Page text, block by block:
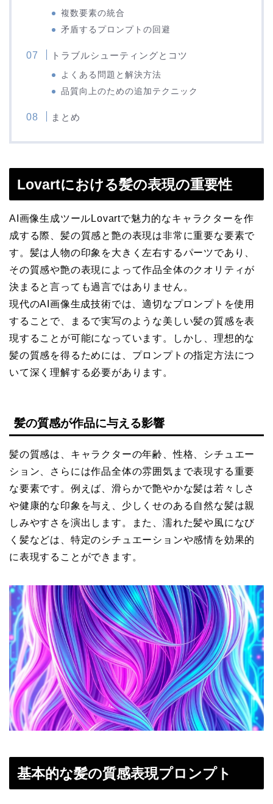
複数要素の統合
矛盾するプロンプトの回避
トラブルシューティングとコツ
よくある問題と解決方法
品質向上のための追加テクニック
まとめ
Lovartにおける髪の表現の重要性
AI画像生成ツールLovartで魅力的なキャラクターを作
成する際、髪の質感と艶の表現は非常に重要な要素で
す。髪は人物の印象を大きく左右するパーツであり、
その質感や艶の表現によって作品全体のクオリティが
決まると言っても過言ではありません。
現代のAI画像生成技術では、適切なプロンプトを使用
することで、まるで実写のような美しい髪の質感を表
現することが可能になっています。しかし、理想的な
髪の質感を得るためには、プロンプトの指定方法につ
いて深く理解する必要があります。
髪の質感が作品に与える影響
髪の質感は、キャラクターの年齢、性格、シチュエー
ション、さらには作品全体の雰囲気まで表現する重要
な要素です。例えば、滑らかで艶やかな髪は若々しさ
や健康的な印象を与え、少しくせのある自然な髪は親
しみやすさを演出します。また、濡れた髪や風になび
く髪などは、特定のシチュエーションや感情を効果的
に表現することができます。
基本的な髪の質感表現プロンプト